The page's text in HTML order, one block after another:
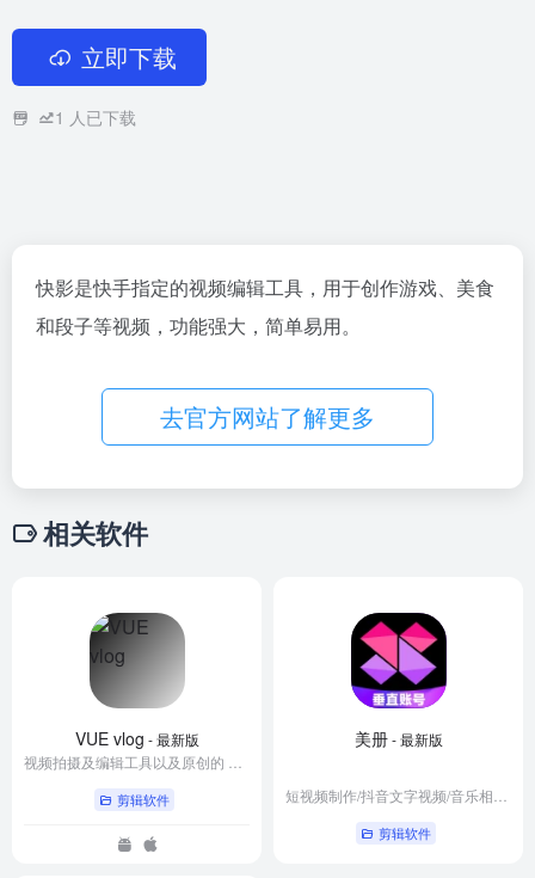
立即下载
1 人已下载
快影是快手指定的视频编辑工具，用于创作游戏、美食
和段子等视频，功能强大，简单易用。
去官方网站了解更多
相关软件
VUE vlog - 最新版
剪辑软件
美册- 最新版
剪辑软件